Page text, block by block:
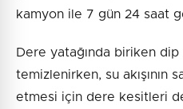
kamyon ile 7 gün 24 saat
Dere yatağında biriken dip
temizlenirken, su akışının
etmesi için dere kesitleri